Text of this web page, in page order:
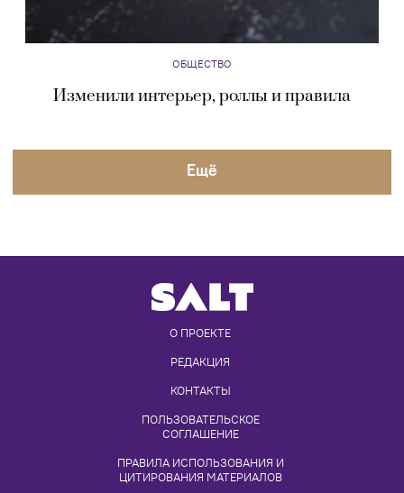
ОБЩЕСТВО
Изменили интерьер, роллы и правила
Eщё
О ПРОЕКТЕ
РЕДАКЦИЯ
КОНТАКТЫ
ПОЛЬЗОВАТЕЛЬСКОЕ
СОГЛАШЕНИЕ
ПРАВИЛА ИСПОЛЬЗОВАНИЯ И
ЦИТИРОВАНИЯ МАТЕРИАЛОВ